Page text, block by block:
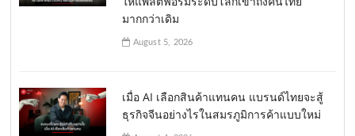
มากกว่าเดิม
August 5, 2026
เมื่อ AI เลือกสินค้าแทนคน แบรนด์ไทยจะสู้
ธุรกิจจีนอย่างไรในสมรภูมิการค้าแบบใหม่